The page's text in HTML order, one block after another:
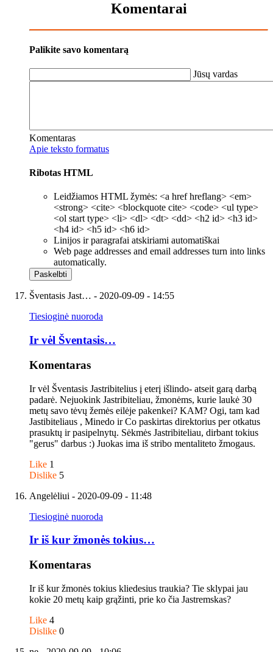
Komentarai
Palikite savo komentarą
Jūsų vardas
Komentaras
Apie teksto formatus
Ribotas HTML
Leidžiamos HTML žymės: <a href hreflang> <em>
<strong> <cite> <blockquote cite> <code> <ul type>
<ol start type> <li> <dl> <dt> <dd> <h2 id> <h3 id>
<h4 id> <h5 id> <h6 id>
Linijos ir paragrafai atskiriami automatiškai
Web page addresses and email addresses turn into links
automatically.
Šventasis Jast… - 2020-09-09 - 14:55
Tiesioginė nuoroda
Ir vėl Šventasis…
Komentaras
Ir vėl Šventasis Jastribitelius į eterį išlindo- atseit garą darbą
padarė. Nejuokink Jastribiteliau, žmonėms, kurie laukė 30
metų savo tėvų žemės eilėje pakenkei? KAM? Ogi, tam kad
Jastibiteliaus , Minedo ir Co paskirtas direktorius per otkatus
prasuktų ir pasipelnytų. Sėkmės Jastribiteliau, dirbant tokius
"gerus" darbus :) Juokas ima iš stribo mentaliteto žmogaus.
Like 1
Dislike 5
Angelėliui - 2020-09-09 - 11:48
Tiesioginė nuoroda
Ir iš kur žmonės tokius…
Komentaras
Ir iš kur žmonės tokius kliedesius traukia? Tie sklypai jau
kokie 20 metų kaip grąžinti, prie ko čia Jastremskas?
Like 4
Dislike 0